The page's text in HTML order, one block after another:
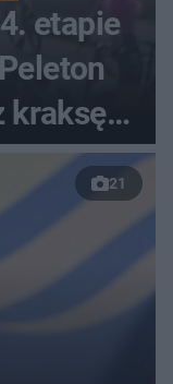
etapie
kraksę
21